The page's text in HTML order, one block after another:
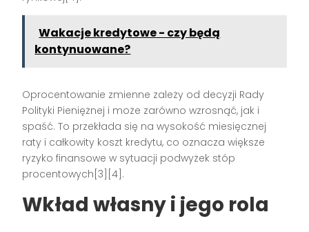
Wakacje kredytowe - czy będą
kontynuowane?
Oprocentowanie zmienne zależy od decyzji Rady
Polityki Pieniężnej i może zarówno wzrosnąć, jak i
spaść. To przekłada się na wysokość miesięcznej
raty i całkowity koszt kredytu, co oznacza większe
ryzyko finansowe w sytuacji podwyżek stóp
procentowych[3][4].
Wkład własny i jego rola